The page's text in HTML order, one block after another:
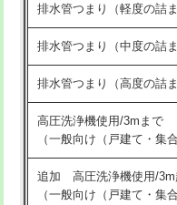
※給水管工事は20mmま
持込商品取付（浄水器・
給水管工事※（ホール加
給水管工事※（バンド止
給水管工事※（支持金具
給水管工事※（保温材使用
め込み）)
排水管つまり（軽度の詰ま
排水管つまり（中度の詰ま
排水管つまり（高度の詰ま
高圧洗浄機使用/3mまで
（一般向け（戸建て・集合
追加 高圧洗浄機使用/3m
（一般向け（戸建て・集合